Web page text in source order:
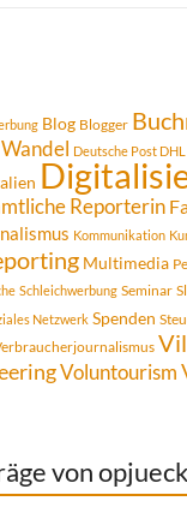
Blog Blogger
Deutsche Post DHL
Reporterin
Kommunikation
Multimedia
Schleichwerbung Seminar
Netzwerk Spenden
Voluntourism
von